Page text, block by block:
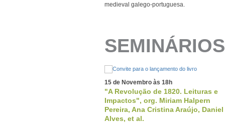
medieval galego-portuguesa.
SEMINÁRIOS
15 de Novembro às 18h
"A Revolução de 1820. Leituras e
Impactos", org. Miriam Halpern
Pereira, Ana Cristina Araújo, Daniel
Alves, et al.